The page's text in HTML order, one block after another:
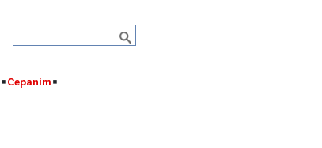
Cepanim